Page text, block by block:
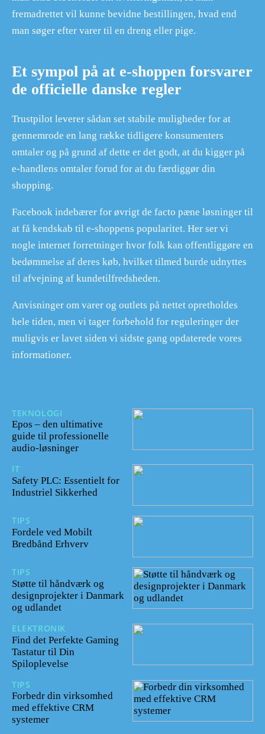
fremadrettet vil kunne bevidne bestillingen, hvad end
man søger efter varer til en dreng eller pige.
Et sympol på at e-shoppen forsvarer
de officielle danske regler
Trustpilot leverer sådan set stabile muligheder for at
gennemrode en lang række tidligere konsumenters
omtaler og på grund af dette er det godt, at du kigger på
e-handlens omtaler forud for at du færdiggør din
shopping.
Facebook indebærer for øvrigt de facto pæne løsninger til
at få kendskab til e-shoppens popularitet. Her ser vi
nogle internet forretninger hvor folk kan offentliggøre en
bedømmelse af deres køb, hvilket tilmed burde udnyttes
til afvejning af kundetilfredsheden.
Anvisninger om varer og outlets på nettet opretholdes
hele tiden, men vi tager forbehold for reguleringer der
muligvis er lavet siden vi sidste gang opdaterede vores
informationer.
TEKNOLOGI
Epos – den ultimative
guide til professionelle
audio-løsninger
IT
Safety PLC: Essentielt for
Industriel Sikkerhed
TIPS
Fordele ved Mobilt
Bredbånd Erhverv
TIPS
Støtte til håndværk og
designprojekter i Danmark
og udlandet
ELEKTRONIK
Find det Perfekte Gaming
Tastatur til Din
Spiloplevelse
TIPS
Forbedr din virksomhed
med effektive CRM
systemer